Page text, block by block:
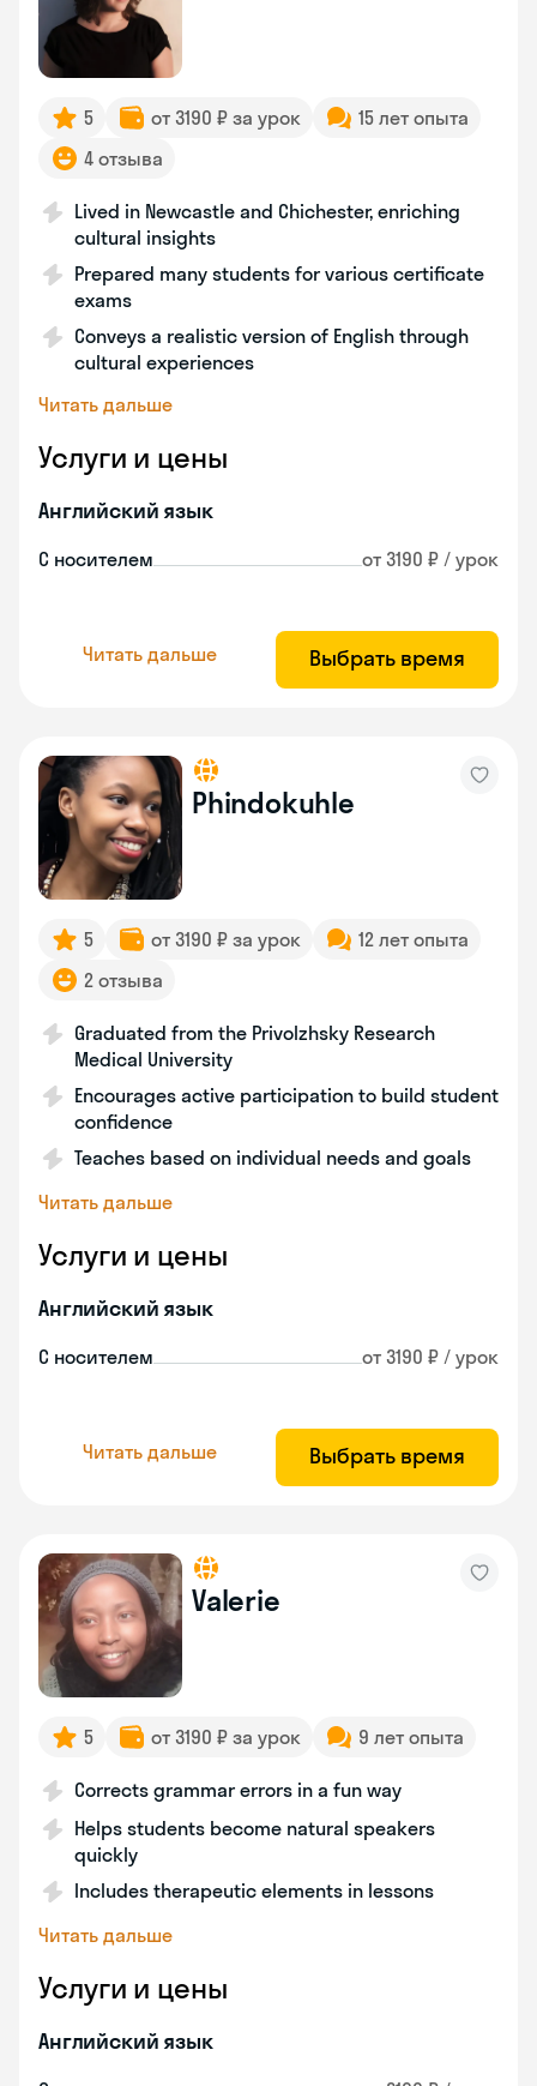
5 от 3190 ₽ за урок
15 лет опыта
4 отзыва
Lived in Newcastle and Chichester, enriching
cultural insights
Prepared many students for various certificate
exams
Conveys a realistic version of English through
cultural experiences
Читать дальше
Услуги и цены
Английский язык
С носителем от 3190 ₽ / урок
Читать дальше Выбрать время
Phindokuhle
5 от 3190 ₽ за урок
12 лет опыта
2 отзыва
Graduated from the Privolzhsky Research
Medical University
Encourages active participation to build student
confidence
Teaches based on individual needs and goals
Читать дальше
Услуги и цены
Английский язык
С носителем от 3190 ₽ / урок
Читать дальше Выбрать время
Valerie
5 от 3190 ₽ за урок 9 лет опыта
Corrects grammar errors in a fun way
Helps students become natural speakers
quickly
Includes therapeutic elements in lessons
Читать дальше
Услуги и цены
Английский язык